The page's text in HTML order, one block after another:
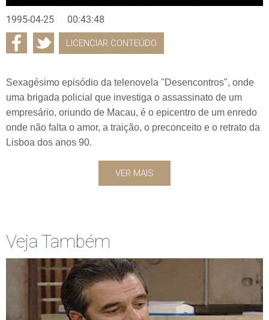
1995-04-25 00:43:48
LICENCIAR CONTEÚDO
Sexagésimo episódio da telenovela "Desencontros", onde
uma brigada policial que investiga o assassinato de um
empresário, oriundo de Macau, é o epicentro de um enredo
onde não falta o amor, a traição, o preconceito e o retrato da
Lisboa dos anos 90.
VER MAIS
Veja Também